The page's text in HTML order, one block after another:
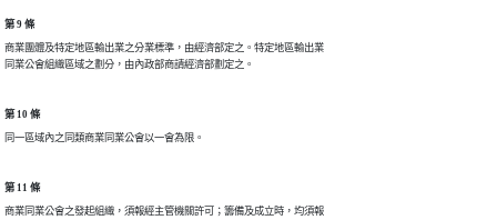
第 9 條
商業團體及特定地區輸出業之分業標準，由經濟部定之。特定地區輸出業
同業公會組織區域之劃分，由內政部商請經濟部劃定之。
第 10 條
同一區域內之同類商業同業公會以一會為限。
第 11 條
商業同業公會之發起組織，須報經主管機關許可；籌備及成立時，均須報